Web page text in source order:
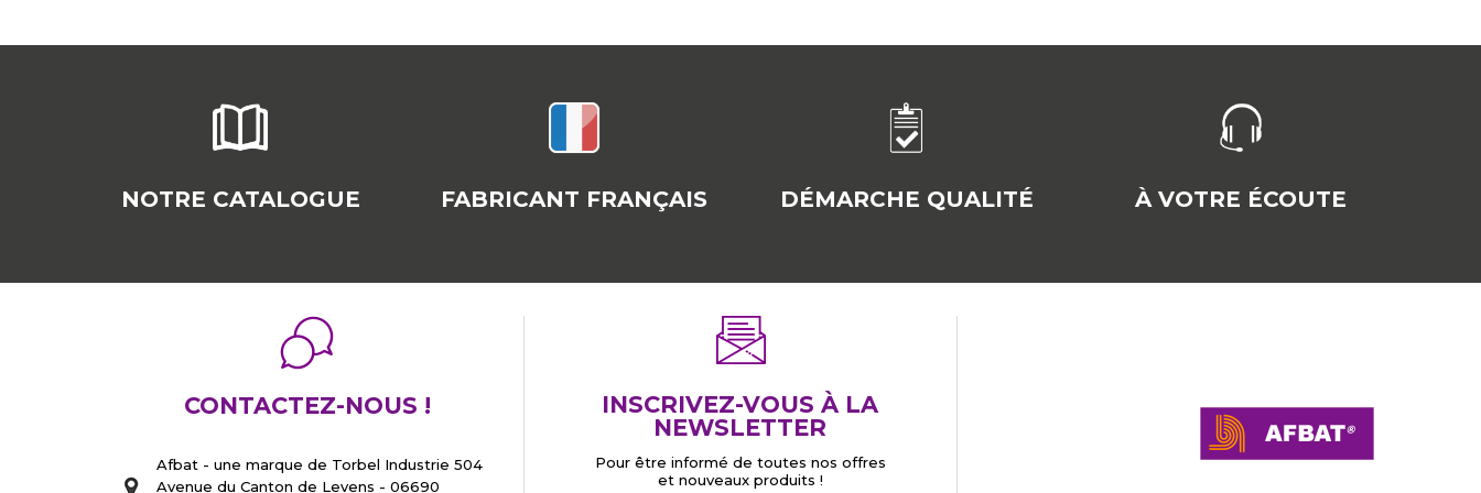
NOTRE CATALOGUE FABRICANT FRANÇAIS DÉMARCHE QUALITÉ À VOTRE ÉCOUTE
CONTACTEZ-NOUS !
Afbat - une marque de Torbel Industrie 504
Avenue du Canton de Levens - 06690
INSCRIVEZ-VOUS À LA
NEWSLETTER
Pour être informé de toutes nos offres
et nouveaux produits !